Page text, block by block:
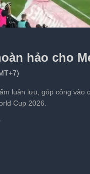
sau: hảo cho
luân lưu, góp công
Cup 2026.